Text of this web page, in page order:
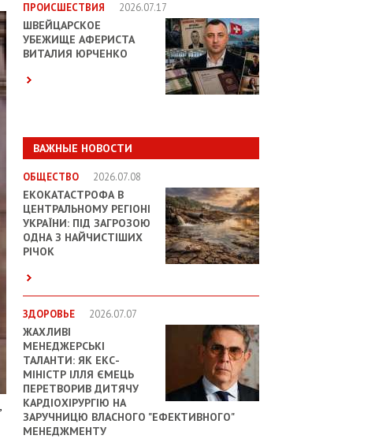
ПРОИСШЕСТВИЯ 2026.07.17
ШВЕЙЦАРСКОЕ
УБЕЖИЩЕ АФЕРИСТА
ВИТАЛИЯ ЮРЧЕНКО
ВАЖНЫЕ НОВОСТИ
ОБЩЕСТВО 2026.07.08
ЕКОКАТАСТРОФА В
ЦЕНТРАЛЬНОМУ РЕГІОНІ
УКРАЇНИ: ПІД ЗАГРОЗОЮ
ОДНА З НАЙЧИСТІШИХ
РІЧОК
ЗДОРОВЬЕ 2026.07.07
ЖАХЛИВІ
МЕНЕДЖЕРСЬКІ
ТАЛАНТИ: ЯК ЕКС-
МІНІСТР ІЛЛЯ ЄМЕЦЬ
ПЕРЕТВОРИВ ДИТЯЧУ
КАРДІОХІРУРГІЮ НА
ЗАРУЧНИЦЮ ВЛАСНОГО "ЕФЕКТИВНОГО"
МЕНЕДЖМЕНТУ